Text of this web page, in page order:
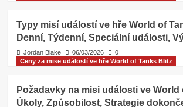
Typy misí událostí ve hře World of
Denní, Týdenní, Speciální události,
Jordan Blake 06/03/2026
0
Ceny za mise událostí ve hře World of Tanks Blitz
Požadavky na misi události ve World
Úkoly, Způsobilost, Strategie